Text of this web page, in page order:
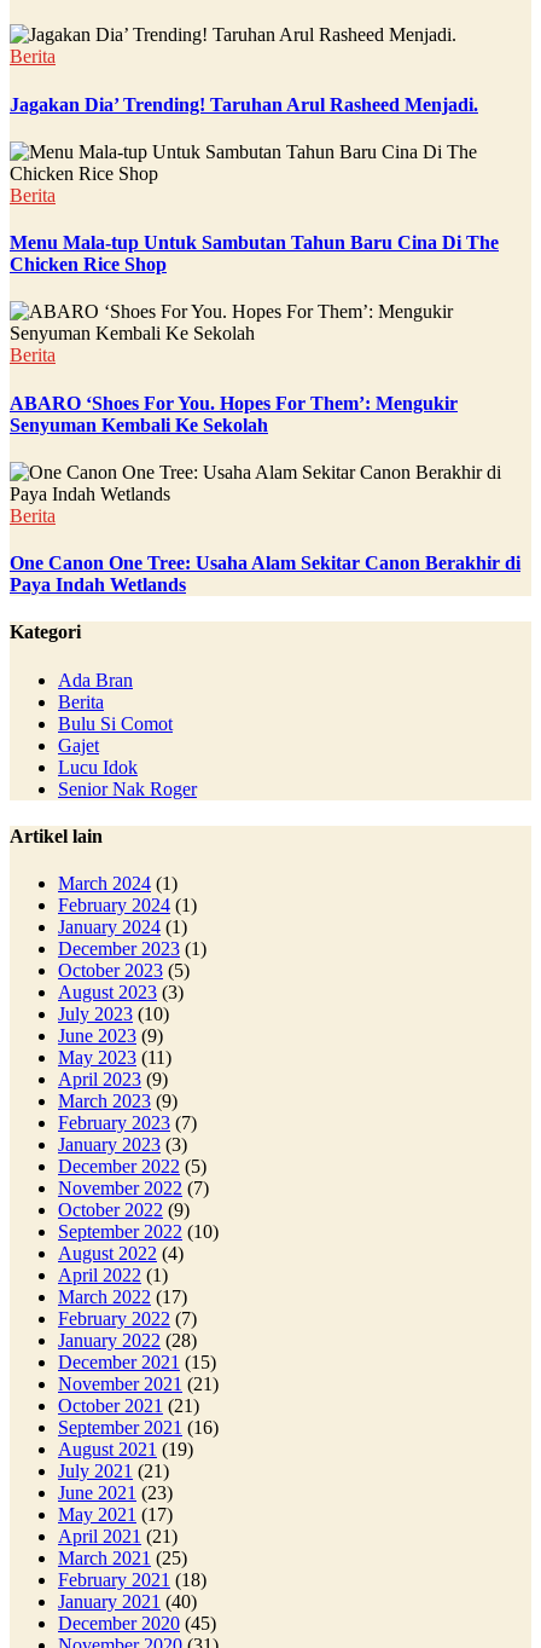
Berita
Jagakan Dia’ Trending! Taruhan Arul Rasheed Menjadi.
Berita
Menu Mala-tup Untuk Sambutan Tahun Baru Cina Di The
Chicken Rice Shop
Berita
ABARO ‘Shoes For You. Hopes For Them’: Mengukir
Senyuman Kembali Ke Sekolah
Berita
One Canon One Tree: Usaha Alam Sekitar Canon Berakhir di
Paya Indah Wetlands
Kategori
Ada Bran
Berita
Bulu Si Comot
Gajet
Lucu Idok
Senior Nak Roger
Artikel lain
March 2024 (1)
February 2024 (1)
January 2024 (1)
December 2023 (1)
October 2023 (5)
August 2023 (3)
July 2023 (10)
June 2023 (9)
May 2023 (11)
April 2023 (9)
March 2023 (9)
February 2023 (7)
January 2023 (3)
December 2022 (5)
November 2022 (7)
October 2022 (9)
September 2022 (10)
August 2022 (4)
April 2022 (1)
March 2022 (17)
February 2022 (7)
January 2022 (28)
December 2021 (15)
November 2021 (21)
October 2021 (21)
September 2021 (16)
August 2021 (19)
July 2021 (21)
June 2021 (23)
May 2021 (17)
April 2021 (21)
March 2021 (25)
February 2021 (18)
January 2021 (40)
December 2020 (45)